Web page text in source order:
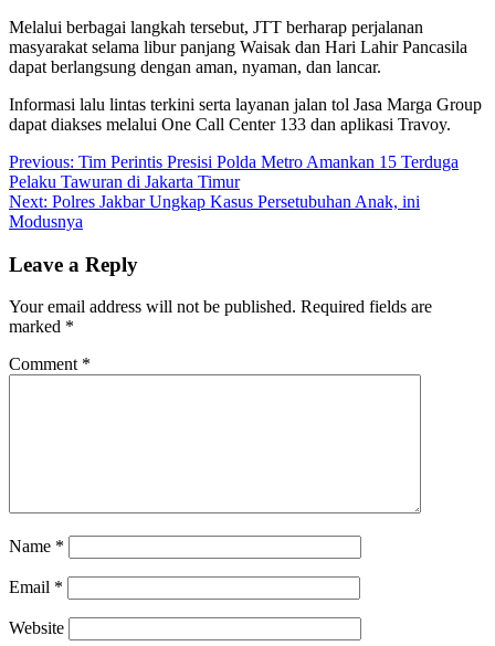
Melalui berbagai langkah tersebut, JTT berharap perjalanan
masyarakat selama libur panjang Waisak dan Hari Lahir Pancasila
dapat berlangsung dengan aman, nyaman, dan lancar.
Informasi lalu lintas terkini serta layanan jalan tol Jasa Marga Group
dapat diakses melalui One Call Center 133 dan aplikasi Travoy.
Post
navigation
Previous: Tim Perintis Presisi Polda Metro Amankan 15 Terduga
Pelaku Tawuran di Jakarta Timur
Next: Polres Jakbar Ungkap Kasus Persetubuhan Anak, ini
Modusnya
Leave a Reply
Your email address will not be published. Required fields are
marked *
Comment *
Name *
Email *
Website